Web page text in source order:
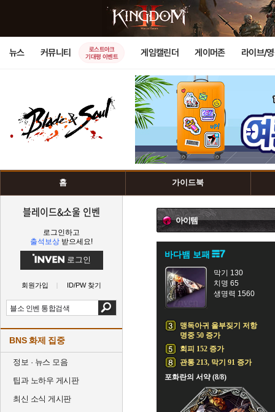
뉴스 커뮤니티
로스트아크
기대평 이벤트
게임캘린더 게이머존 라이브/
홈 가이드북
블레이드&소울 인벤
로그인하고
출석보상 받으세요!
로그인
회원가입 ID/PW 찾기
BNS 화제 집중
정보 · 뉴스 모음
팁과 노하우 게시판
최신 소식 게시판
아이템
바다뱀 보패
막기 130
치명 65
생명력 1560
맹독아귀 울부짖기 저항
명중 50 증가
회피 152 증가
관통 213, 막기 91 증가
포화란의 서약 (8/8)